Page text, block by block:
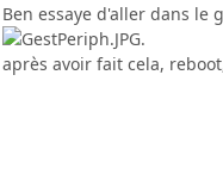
Ben essaye d'aller dans
.
après avoir fait cela,